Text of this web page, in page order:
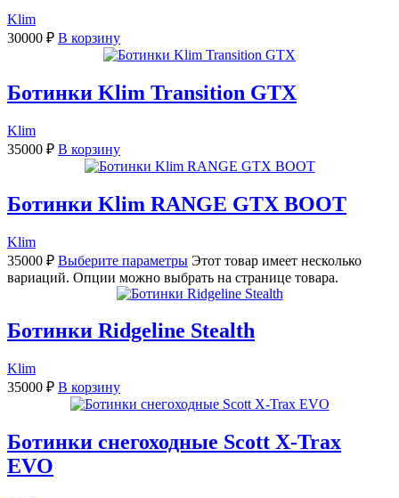
Klim
30000 ₽ В корзину
Ботинки Klim Transition GTX
Klim
35000 ₽ В корзину
Ботинки Klim RANGE GTX BOOT
Klim
35000 ₽ Выберите параметры Этот товар имеет несколько
вариаций. Опции можно выбрать на странице товара.
Ботинки Ridgeline Stealth
Klim
35000 ₽ В корзину
Ботинки снегоходные Scott X-Trax
EVO